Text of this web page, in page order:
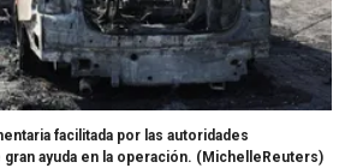
facilitada por las autoridades
ayuda en la operación. (MichelleReuters)